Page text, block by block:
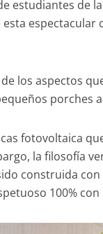
estudiantes de
los aspectos
porches
fotovoltaica
la filosofía
construida
100%